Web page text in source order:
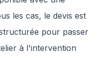
les cas, le devis est
pour passer
à l'intervention